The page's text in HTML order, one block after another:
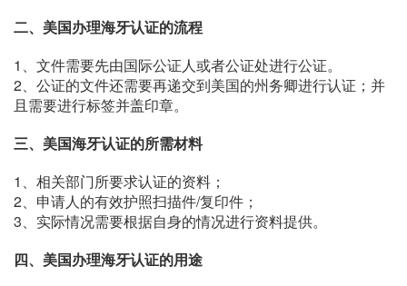
二、美国办理海牙认证的流程
1、文件需要先由国际公证人或者公证处进行公证。
2、公证的文件还需要再递交到美国的州务卿进行认证；并
且需要进行标签并盖印章。
三、美国海牙认证的所需材料
1、相关部门所要求认证的资料；
2、申请人的有效护照扫描件/复印件；
3、实际情况需要根据自身的情况进行资料提供。
四、美国办理海牙认证的用途